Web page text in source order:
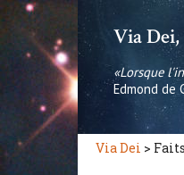
Via
«Lorsque
Edmond de
Via Dei >